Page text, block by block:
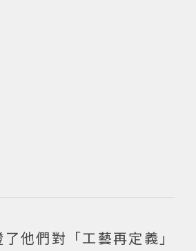
他們對「工藝再定義」